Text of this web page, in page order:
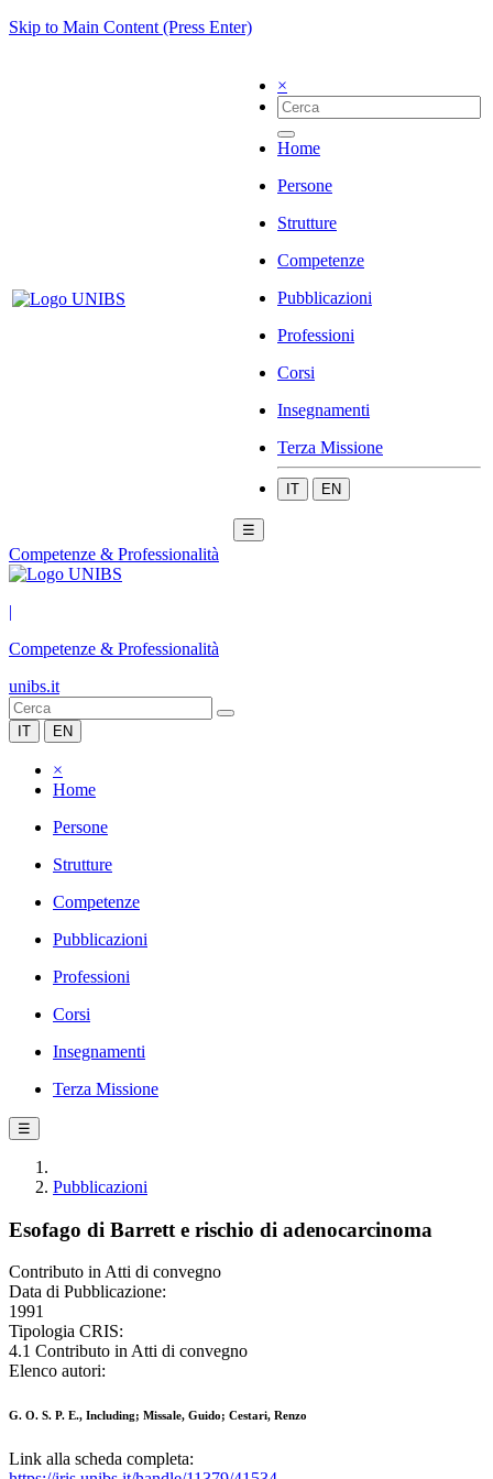
Skip to Main Content (Press Enter)
×
Home
Persone
Strutture
Competenze
Pubblicazioni
Professioni
Corsi
Insegnamenti
Terza Missione
IT EN
☰
Competenze & Professionalità
|
Competenze & Professionalità
unibs.it
IT EN
×
Home
Persone
Strutture
Competenze
Pubblicazioni
Professioni
Corsi
Insegnamenti
Terza Missione
☰
Pubblicazioni
Esofago di Barrett e rischio di adenocarcinoma
Contributo in Atti di convegno
Data di Pubblicazione:
1991
Tipologia CRIS:
4.1 Contributo in Atti di convegno
Elenco autori:
G. O. S. P. E., Including; Missale, Guido; Cestari, Renzo
Link alla scheda completa: